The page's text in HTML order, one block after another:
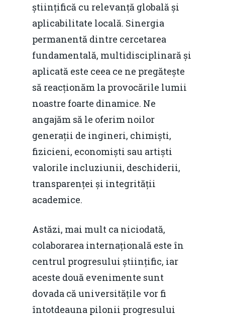
științifică cu relevanță globală și
aplicabilitate locală. Sinergia
permanentă dintre cercetarea
fundamentală, multidisciplinară și
aplicată este ceea ce ne pregătește
să reacționăm la provocările lumii
noastre foarte dinamice. Ne
angajăm să le oferim noilor
generații de ingineri, chimiști,
fizicieni, economiști sau artiști
valorile incluziunii, deschiderii,
transparenței și integrității
academice.
Astăzi, mai mult ca niciodată,
colaborarea internațională este în
centrul progresului științific, iar
aceste două evenimente sunt
dovada că universitățile vor fi
întotdeauna pilonii progresului
Redresare vs.
Fiscalitate pentru o
Durabilă
Martie 2016
Decembrie 2015
Martie 2015
Agribusiness
Energia